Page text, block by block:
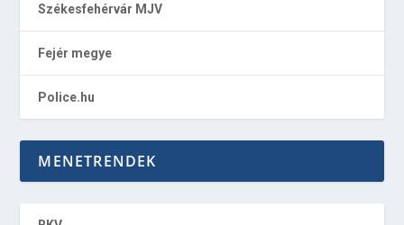
Székesfehérvár MJV
Fejér megye
Police.hu
MENETRENDEK